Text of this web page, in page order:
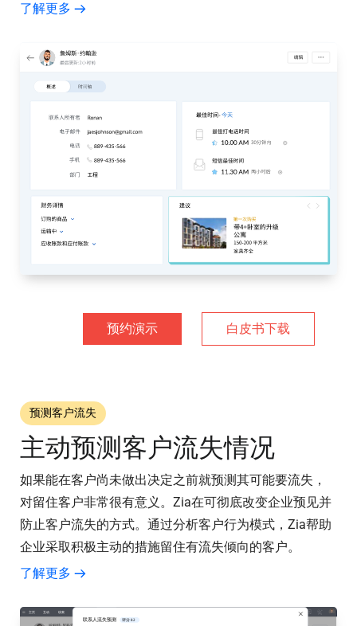
了解更多
预约演示 白皮书下载
预测客户流失
主动预测客户流失情况
如果能在客户尚未做出决定之前就预测其可能要流失，
对留住客户非常很有意义。Zia在可彻底改变企业预见并
防止客户流失的方式。通过分析客户行为模式，Zia帮助
企业采取积极主动的措施留住有流失倾向的客户。
了解更多